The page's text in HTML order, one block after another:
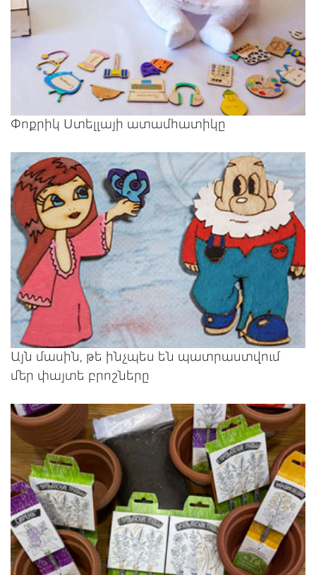
Փոքրիկ Ստելլայի ատամհատիկը
Այն մասին, թե ինչպես են պատրաստվում
մեր փայտե բրոշները